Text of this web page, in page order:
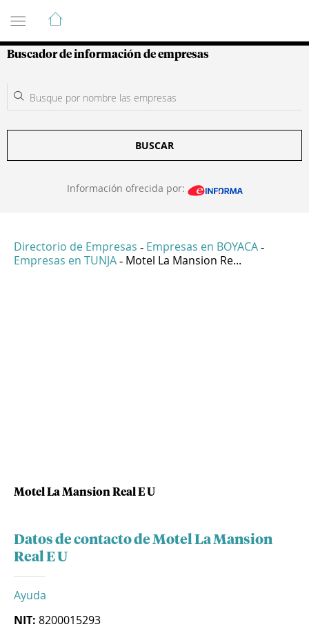
Guía de Empresas Colombianas
Buscador de información de empresas
BUSCAR
Información ofrecida por:
Directorio de Empresas - Empresas en BOYACA -
Empresas en TUNJA - Motel La Mansion Re...
Motel La Mansion Real E U
Datos de contacto de Motel La Mansion
Real E U
Ayuda
NIT: 8200015293